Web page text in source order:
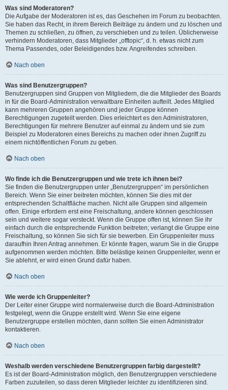
Was sind Moderatoren?
Die Aufgabe der Moderatoren ist es, das Geschehen im Forum zu beobachten.
Sie haben das Recht, in ihrem Bereich Beiträge zu ändern und zu löschen und
Themen zu schließen, zu öffnen, zu verschieben und zu teilen. Üblicherweise
verhindern Moderatoren, dass Mitglieder „offtopic“, d. h. etwas nicht zum
Thema Passendes, oder Beleidigendes bzw. Angreifendes schreiben.
Nach oben
Was sind Benutzergruppen?
Benutzergruppen sind Gruppen von Mitgliedern, die die Mitglieder des Boards
in für die Board-Administration verwaltbare Einheiten aufteilt. Jedes Mitglied
kann mehreren Gruppen angehören und jeder Gruppe können
Berechtigungen zugeteilt werden. Dies erleichtert es den Administratoren,
Berechtigungen für mehrere Benutzer auf einmal zu ändern und sie zum
Beispiel zu Moderatoren eines Bereichs zu machen oder ihnen Zugriff zu
einem nichtöffentlichen Forum zu geben.
Nach oben
Wo finde ich die Benutzergruppen und wie trete ich ihnen bei?
Sie finden die Benutzergruppen unter „Benutzergruppen“ im persönlichen
Bereich. Wenn Sie einer beitreten möchten, können Sie dies mit der
entsprechenden Schaltfläche machen. Nicht alle Gruppen sind allgemein
offen. Einige erfordern erst eine Freischaltung, andere können geschlossen
sein und weitere sogar versteckt. Wenn die Gruppe offen ist, können Sie ihr
einfach durch die entsprechende Funktion beitreten; verlangt die Gruppe eine
Freischaltung, so können Sie sich für sie bewerben. Ein Gruppenleiter muss
daraufhin Ihren Antrag annehmen. Er könnte fragen, warum Sie in die Gruppe
aufgenommen werden möchten. Bitte belästige keinen Gruppenleiter, wenn er
Sie ablehnt, er wird einen Grund dafür haben.
Nach oben
Wie werde ich Gruppenleiter?
Der Leiter einer Gruppe wird normalerweise durch die Board-Administration
festgelegt, wenn die Gruppe erstellt wird. Wenn Sie eine eigene
Benutzergruppe erstellen möchten, dann sollten Sie einen Administrator
kontaktieren.
Nach oben
Weshalb werden verschiedene Benutzergruppen farbig dargestellt?
Es ist der Board-Administration möglich, den Benutzergruppen verschiedene
Farben zuzuteilen, so dass deren Mitglieder leichter zu identifizieren sind.